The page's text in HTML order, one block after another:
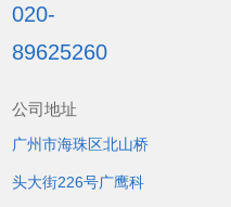
020-
89625260
公司地址
广州市海珠区北山桥
头大街226号广鹰科